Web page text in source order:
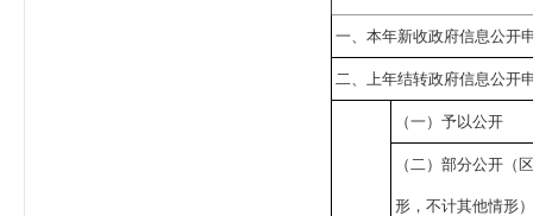
一、本年新收政府信息公开
二、上年结转政府信息公开
（一）予以公开
（二）部分公开 （
形，不计其他情形